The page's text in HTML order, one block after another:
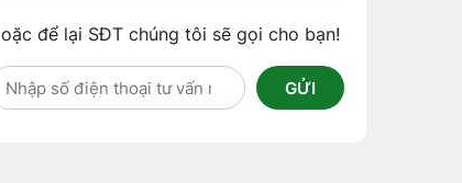
để lại SĐT chúng tôi sẽ gọi cho bạn!
GỬI